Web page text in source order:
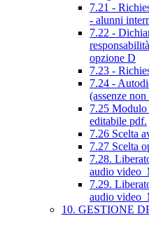
7.21 -
- alunni
7.22 -
opzione D
7.23 -
7.24 -
(assenze
7.25
editabile pdf.
7.26 Scelta
7.27 Scelta
7.28.
audio
7.29.
audio
10. GESTIONE